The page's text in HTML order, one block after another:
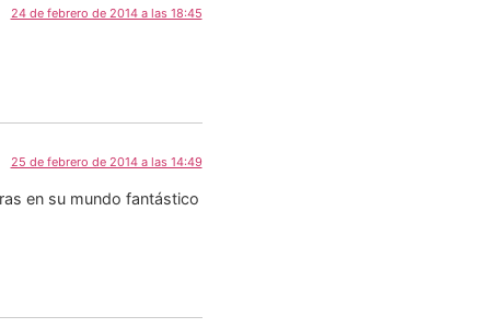
24 de febrero de 2014 a las 18:45
25 de febrero de 2014 a las 14:49
en su mundo fantástico